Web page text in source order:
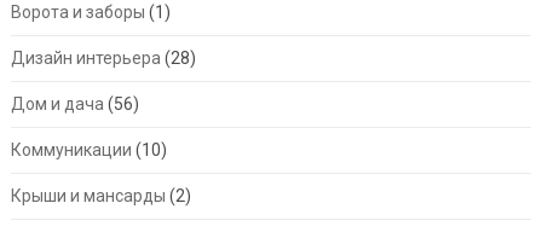
Ворота и заборы (1)
Дизайн интерьера (28)
Дом и дача (56)
Коммуникации (10)
Крыши и мансарды (2)